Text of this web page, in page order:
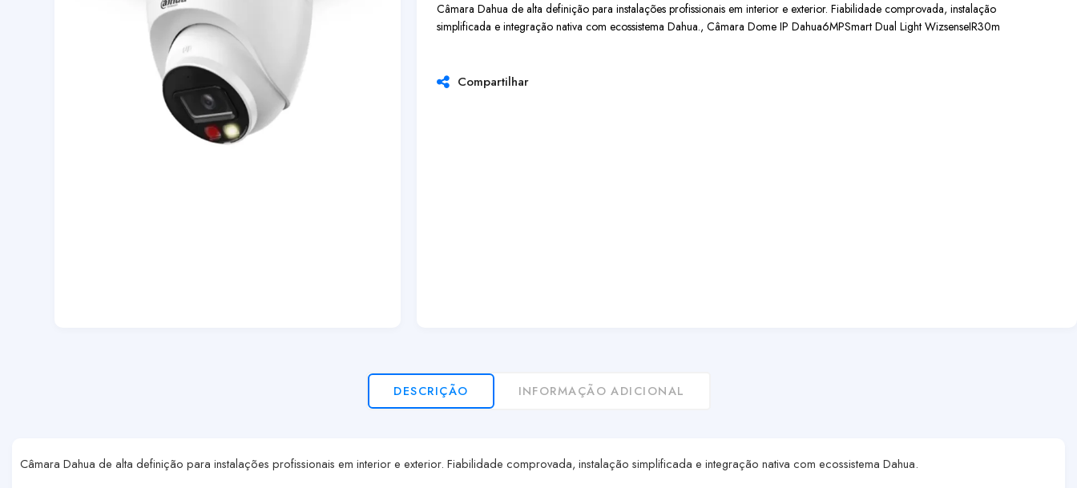
Câmara Dahua de alta definição para instalações profissionais em interior e exterior. Fiabilidade comprovada, instalação
simplificada e integração nativa com ecossistema Dahua., Câmara Dome IP Dahua6MPSmart Dual Light WizsenseIR30m
Compartilhar
DESCRIÇÃO INFORMAÇÃO ADICIONAL
Câmara Dahua de alta definição para instalações profissionais em interior e exterior. Fiabilidade comprovada, instalação simplificada e integração nativa com ecossistema Dahua.